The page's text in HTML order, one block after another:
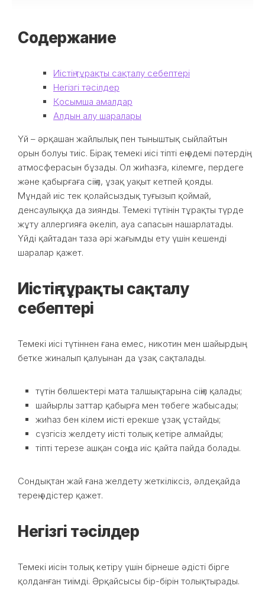
Содержание
Иістің тұрақты сақталу себептері
Негізгі тәсілдер
Қосымша амалдар
Алдын алу шаралары
Үй – әрқашан жайлылық пен тыныштық сыйлайтын
орын болуы тиіс. Бірақ темекі иісі тіпті ең әдемі пәтердің
атмосферасын бұзады. Ол жиһазға, кілемге, пердеге
және қабырғаға сіңіп, ұзақ уақыт кетпей қояды.
Мұндай иіс тек қолайсыздық туғызып қоймай,
денсаулыққа да зиянды. Темекі түтінін тұрақты түрде
жұту аллергияға әкеліп, ауа сапасын нашарлатады.
Үйді қайтадан таза әрі жағымды ету үшін кешенді
шаралар қажет.
Иістің тұрақты сақталу
себептері
Темекі иісі түтіннен ғана емес, никотин мен шайырдың
бетке жиналып қалуынан да ұзақ сақталады.
түтін бөлшектері мата талшықтарына сіңіп қалады;
шайырлы заттар қабырға мен төбеге жабысады;
жиһаз бен кілем иісті ерекше ұзақ ұстайды;
сүзгісіз желдету иісті толық кетіре алмайды;
тіпті терезе ашқан соң да иіс қайта пайда болады.
Сондықтан жай ғана желдету жеткіліксіз, әлдеқайда
терең әдістер қажет.
Негізгі тәсілдер
Темекі иісін толық кетіру үшін бірнеше әдісті бірге
қолданған тиімді. Әрқайсысы бір-бірін толықтырады.